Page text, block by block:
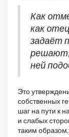
Как
как
задаёт
решают,
ней
Это
собственных
шаг на пути к
и слабых
таким